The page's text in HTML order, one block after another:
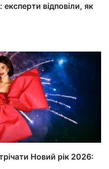
експерти відповіли, як
Новий рік 2026: